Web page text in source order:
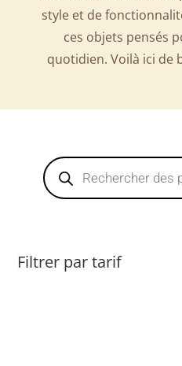
style et de
ces objets pensés
quotidien. Voilà ici de
Recherche
de
produits
Filtrer par tarif